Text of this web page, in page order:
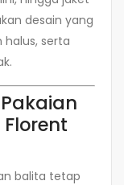
desain yang
serta
balita tetap